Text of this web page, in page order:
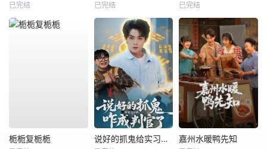
已完结 已完结 已完结
栀栀复栀栀 说好的抓鬼给实习证明，咋成判官了 嘉州水暖鸭先知